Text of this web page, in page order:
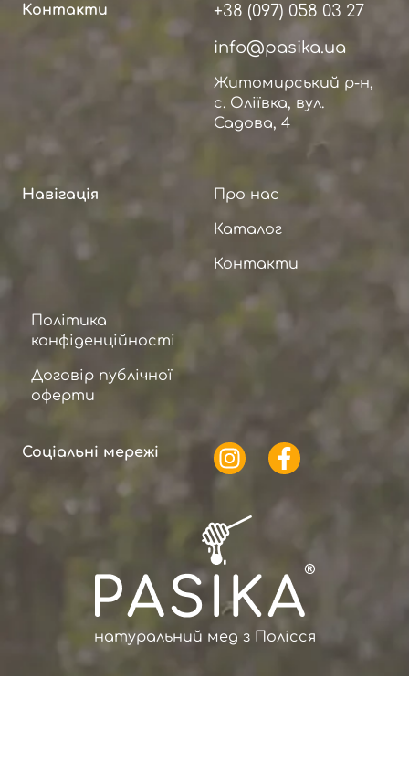
натуральний мед з Полісся
Контакти
+38 (097) 058 03 27
info@pasika.ua
Житомирський р-н,
с. Оліївка, вул.
Садова, 4
Навігація Про нас
Каталог
Контакти
Політика
конфіденційності
Договір публічної
оферти
Соціальні мережі